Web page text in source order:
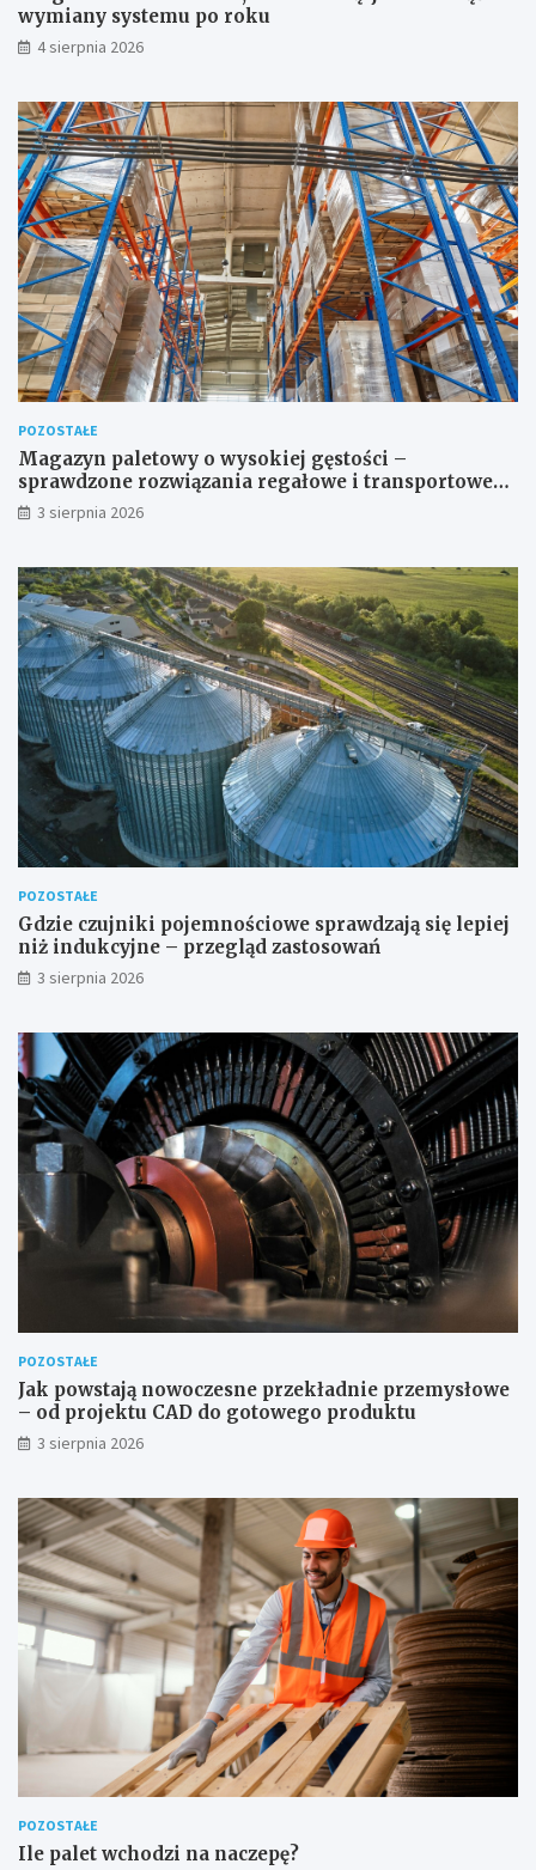
wymiany systemu po roku
4 sierpnia 2026
POZOSTAŁE
Magazyn paletowy o wysokiej gęstości –
sprawdzone rozwiązania regałowe i transportowe
dla wymagających przestrzeni
3 sierpnia 2026
POZOSTAŁE
Gdzie czujniki pojemnościowe sprawdzają się lepiej
niż indukcyjne – przegląd zastosowań
3 sierpnia 2026
POZOSTAŁE
Jak powstają nowoczesne przekładnie przemysłowe
– od projektu CAD do gotowego produktu
3 sierpnia 2026
POZOSTAŁE
Ile palet wchodzi na naczepę?